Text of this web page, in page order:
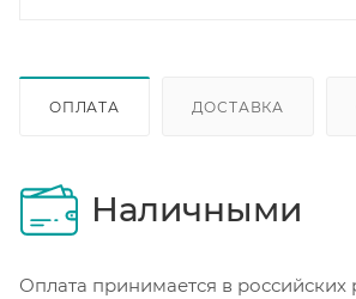
ОПЛАТА ДОСТАВКА
Наличными
Оплата принимается в российских